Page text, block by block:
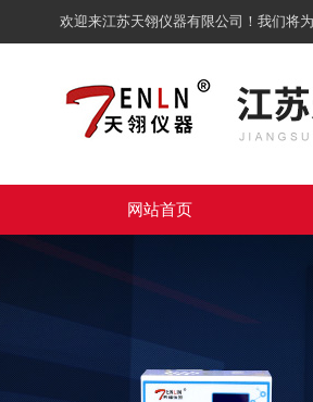
欢迎来江苏天翎仪器有限公司！我们将
网站首页